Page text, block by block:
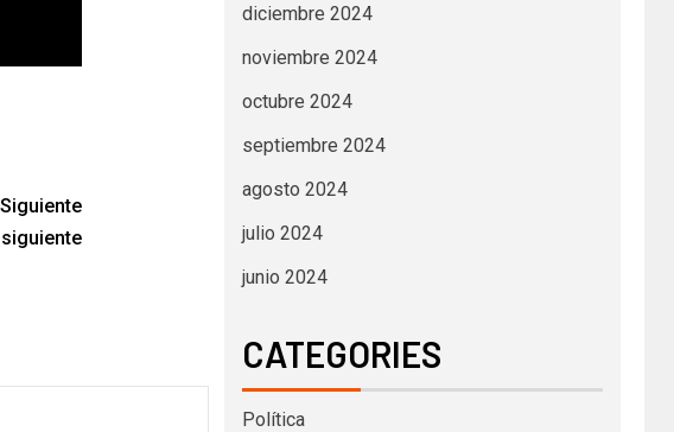
Siguiente
diciembre 2024
noviembre 2024
octubre 2024
septiembre 2024
agosto 2024
julio 2024
junio 2024
CATEGORIES
Política